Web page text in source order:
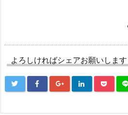
よろしければシェアお願いします